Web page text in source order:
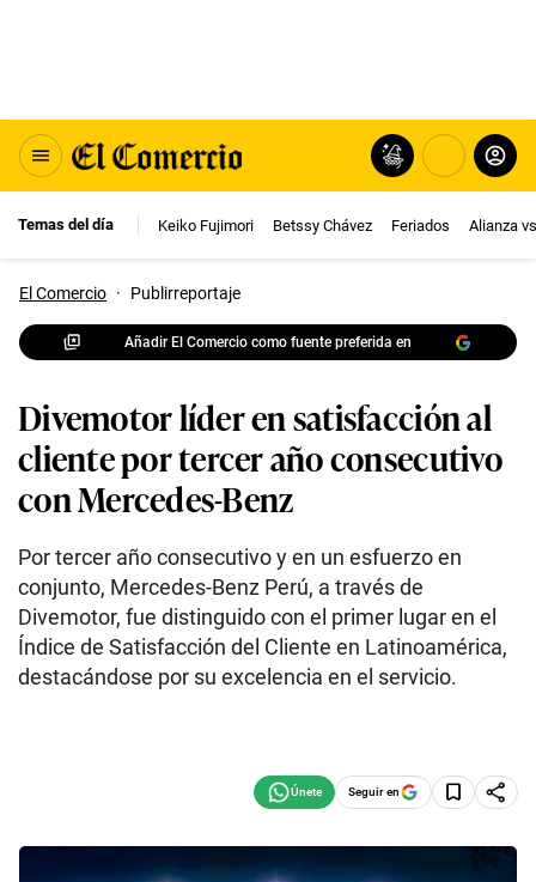
Temas del día Keiko Fujimori Betssy Chávez Feriados Alianza
El Comercio · Publirreportaje
Añadir El Comercio como fuente preferida en
Divemotor líder en satisfacción al
cliente por tercer año consecutivo
con Mercedes-Benz
Por tercer año consecutivo y en un esfuerzo en
conjunto, Mercedes-Benz Perú, a través de
Divemotor, fue distinguido con el primer lugar en el
Índice de Satisfacción del Cliente en Latinoamérica,
destacándose por su excelencia en el servicio.
Seguir en